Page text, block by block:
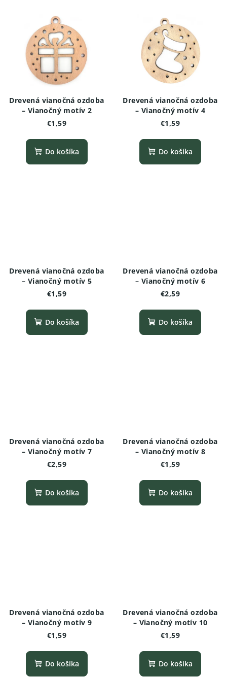
Drevená vianočná ozdoba
– Vianočný motív 2
€1,59
Do košíka
Drevená vianočná ozdoba
– Vianočný motív 4
€1,59
Do košíka
Drevená vianočná ozdoba
– Vianočný motív 5
€1,59
Do košíka
Drevená vianočná ozdoba
– Vianočný motív 6
€2,59
Do košíka
Drevená vianočná ozdoba
– Vianočný motív 7
€2,59
Do košíka
Drevená vianočná ozdoba
– Vianočný motív 8
€1,59
Do košíka
Drevená vianočná ozdoba
– Vianočný motív 9
€1,59
Do košíka
Drevená vianočná ozdoba
– Vianočný motív 10
€1,59
Do košíka